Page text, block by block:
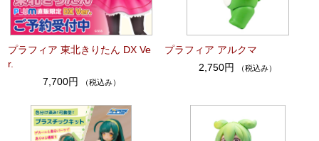
プラフィア 東北きりたん DX Ve
r.
7,700円
（税込み）
プラフィア アルクマ
2,750円
（税込み）